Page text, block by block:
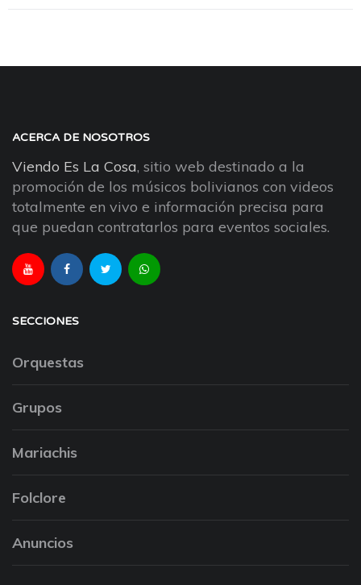
ACERCA DE NOSOTROS
Viendo Es La Cosa, sitio web destinado a la
promoción de los músicos bolivianos con videos
totalmente en vivo e información precisa para
que puedan contratarlos para eventos sociales.
SECCIONES
Orquestas
Grupos
Mariachis
Folclore
Anuncios